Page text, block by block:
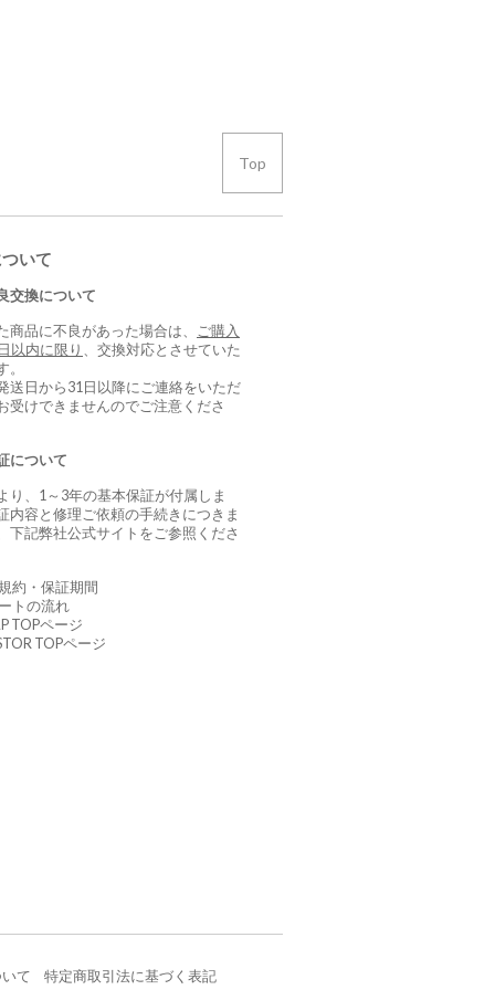
Top
いて
交換について
商品に不良があった場合は、 ご購入
以内に限り 、交換対応とさせていた
。
送日から31日以降にご連絡をいただ
受けできませんのでご注意くださ
について
り、1～3年の基本保証が付属しま
内容と修理ご依頼の手続きにつきま
下記弊社公式サイトをご参照くださ
約・保証期間
トの流れ
TOPページ
TOPページ
て 特定商取引法に基づく表記